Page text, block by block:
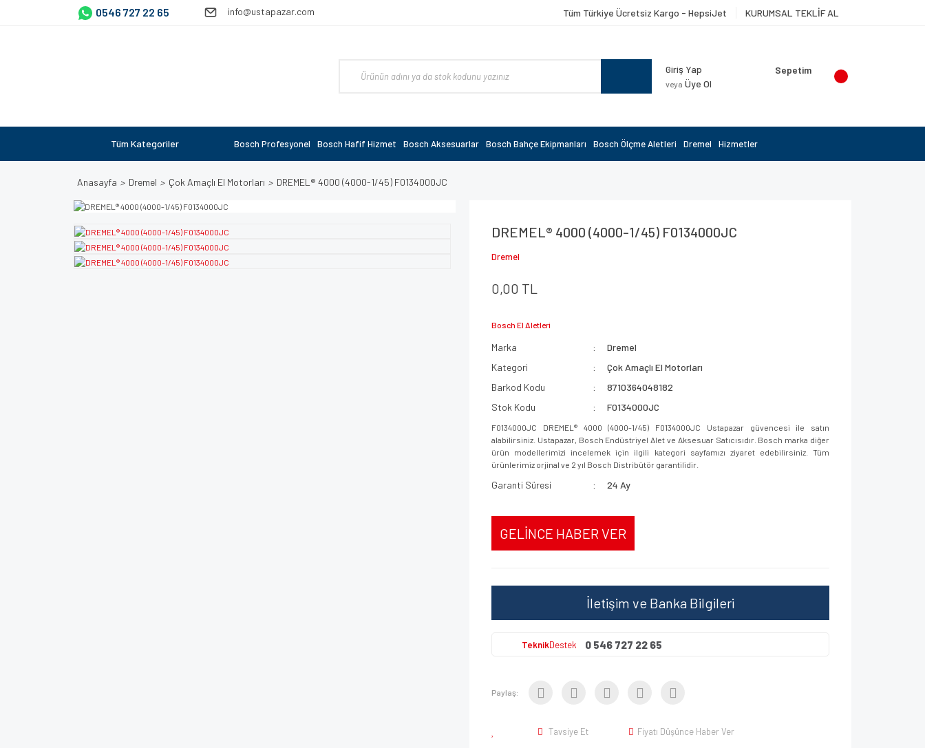
0546 727 22 65 info@ustapazar.com Tüm Türkiye Ücretsiz Kargo - HepsiJet KURUMSAL TEKLİF AL
Giriş Yap
veya Üye Ol
Sepetim
Tüm Kategoriler Bosch Profesyonel Bosch Hafif Hizmet Bosch Aksesuarlar Bosch Bahçe Ekipmanları Bosch Ölçme Aletleri Dremel Hizmetler
Anasayfa Dremel Çok Amaçlı El Motorları DREMEL® 4000 (4000-1/45) F0134000JC
DREMEL® 4000 (4000-1/45) F0134000JC
Dremel
0,00 TL
Bosch El Aletleri
Marka
Dremel
Kategori
Çok Amaçlı El Motorları
Barkod Kodu
8710364048182
Stok Kodu
F0134000JC
F0134000JC DREMEL® 4000 (4000-1/45) F0134000JC Ustapazar güvencesi ile satın
alabilirsiniz. Ustapazar, Bosch Endüstriyel Alet ve Aksesuar Satıcısıdır. Bosch marka diğer
ürün modellerimizi incelemek için ilgili kategori sayfamızı ziyaret edebilirsiniz. Tüm
ürünlerimiz orjinal ve 2 yıl Bosch Distribütör garantilidir.
Garanti Süresi 24 Ay
GELİNCE HABER VER
İletişim ve Banka Bilgileri
TeknikDestek 0 546 727 22 65
Paylaş:
Tavsiye Et Fiyatı Düşünce Haber Ver